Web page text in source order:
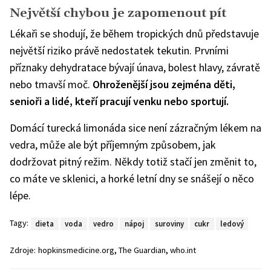
Největší chybou je zapomenout pít
Lékaři se shodují, že během tropických dnů představuje
největší riziko právě nedostatek tekutin. Prvními
příznaky dehydratace bývají únava, bolest hlavy, závratě
nebo tmavší moč. Ohroženější jsou zejména děti,
senioři a lidé, kteří pracují venku nebo sportují.
Domácí turecká limonáda sice není zázračným lékem na
vedra, může ale být příjemným způsobem, jak
dodržovat pitný režim. Někdy totiž stačí jen změnit to,
co máte ve sklenici, a horké letní dny se snášejí o něco
lépe.
Tagy: dieta voda vedro nápoj suroviny cukr ledový
Zdroje: hopkinsmedicine.org, The Guardian, who.int